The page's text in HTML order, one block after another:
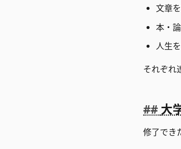
文章
本・
人生
それぞれ
大
修了でき